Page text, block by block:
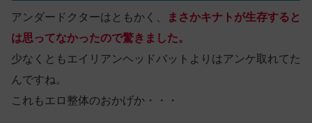
アンダードクターはともかく、
まさかキナトが生存すると
は思ってなかったので驚きました。
少なくともエイリアンヘッドバットよりはアンケ取れてた
んですね。
これもエロ整体のおかげか・・・